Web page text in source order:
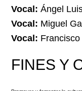
Vocal: Ángel
Vocal: Miguel
Vocal:
FINES Y